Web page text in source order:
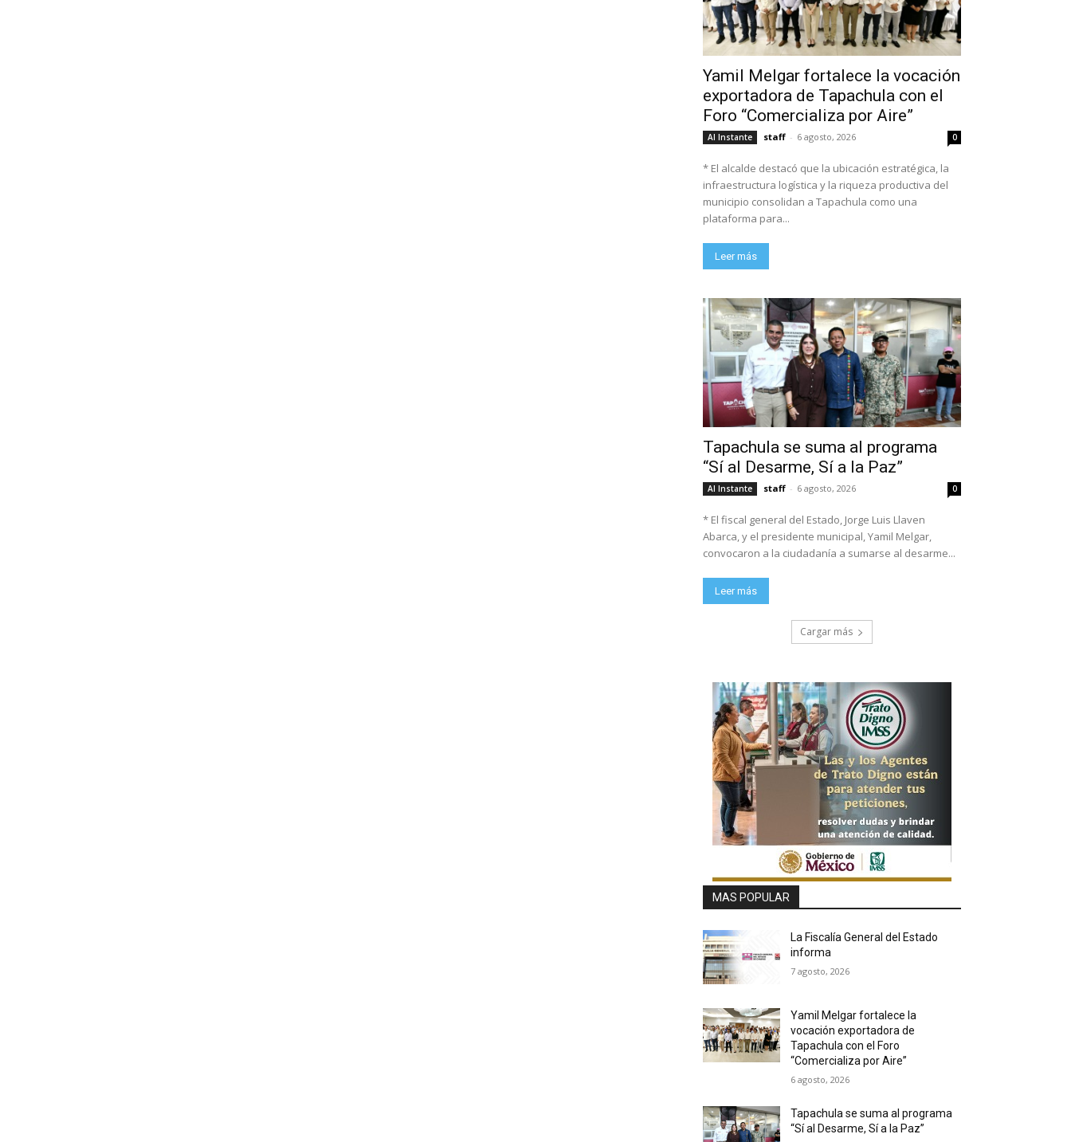
Yamil Melgar fortalece la vocación
exportadora de Tapachula con el
Foro “Comercializa por Aire”
Al Instante staff - 6 agosto, 2026 0
* El alcalde destacó que la ubicación estratégica, la
infraestructura logística y la riqueza productiva del
municipio consolidan a Tapachula como una
plataforma para...
Leer más
Tapachula se suma al programa
“Sí al Desarme, Sí a la Paz”
Al Instante staff - 6 agosto, 2026 0
* El fiscal general del Estado, Jorge Luis Llaven
Abarca, y el presidente municipal, Yamil Melgar,
convocaron a la ciudadanía a sumarse al desarme...
Leer más
Cargar más
MAS POPULAR
La Fiscalía General del Estado
informa
7 agosto, 2026
Yamil Melgar fortalece la
vocación exportadora de
Tapachula con el Foro
“Comercializa por Aire”
6 agosto, 2026
Tapachula se suma al programa
“Sí al Desarme, Sí a la Paz”